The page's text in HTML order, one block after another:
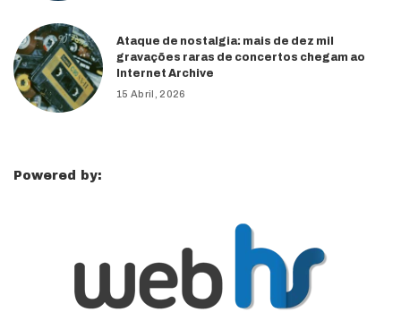
Ataque de nostalgia: mais de dez mil
gravações raras de concertos chegam ao
Internet Archive
15 Abril, 2026
Powered by: